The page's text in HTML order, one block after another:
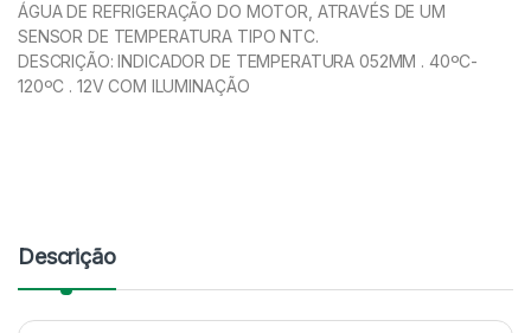
ÁGUA DE REFRIGERAÇÃO DO MOTOR, ATRAVÉS DE UM
SENSOR DE TEMPERATURA TIPO NTC.
DESCRIÇÃO: INDICADOR DE TEMPERATURA 052MM . 40ºC-
120ºC . 12V COM ILUMINAÇÃO
Descrição